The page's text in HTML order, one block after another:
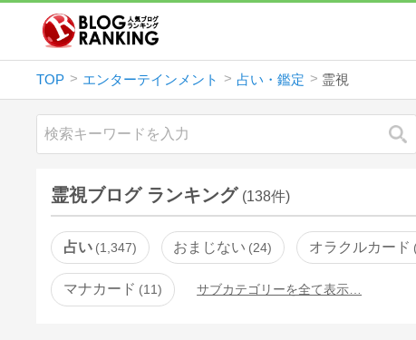
TOP エンターテインメント 占い・鑑定 霊視
検索
霊視ブログ ランキング (138件)
占い 1,347 おまじない 24 オラクルカード
マナカード 11 サブカテゴリーを全て表示…